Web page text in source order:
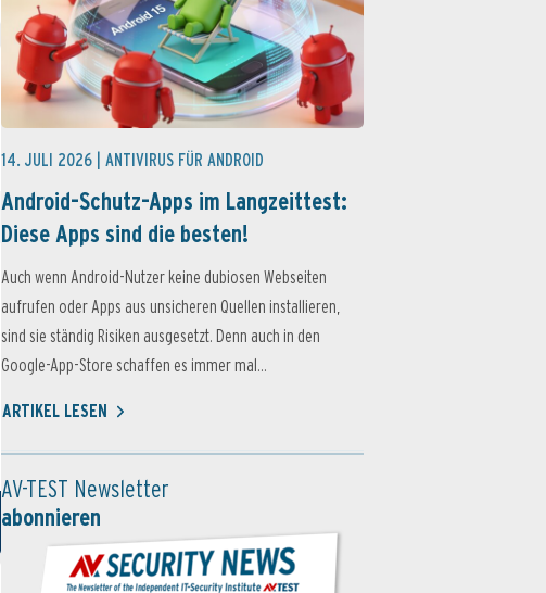
14. JULI 2026 | ANTIVIRUS FÜR ANDROID
Android-Schutz-Apps im Langzeittest:
Diese Apps sind die besten!
Auch wenn Android-Nutzer keine dubiosen Webseiten
aufrufen oder Apps aus unsicheren Quellen installieren,
sind sie ständig Risiken ausgesetzt. Denn auch in den
Google-App-Store schaffen es immer mal...
ARTIKEL LESEN
AV-TEST Newsletter
abonnieren